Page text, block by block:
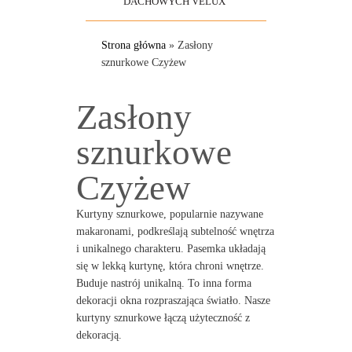
Strona główna » Zasłony
sznurkowe Czyżew
Zasłony
sznurkowe
Czyżew
Kurtyny sznurkowe, popularnie nazywane
makaronami, podkreślają subtelność wnętrza
i unikalnego charakteru. Pasemka układają
się w lekką kurtynę, która chroni wnętrze.
Buduje nastrój unikalną. To inna forma
dekoracji okna rozpraszająca światło. Nasze
kurtyny sznurkowe łączą użyteczność z
dekoracją.